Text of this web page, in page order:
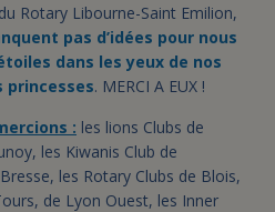
Rotary Libourne-Saint Emilion,
pas d’idées pour nous
dans les yeux de nos
. MERCI A EUX !
: les lions Clubs de
les Kiwanis Club de
les Rotary Clubs de Blois,
de Lyon Ouest, les Inner